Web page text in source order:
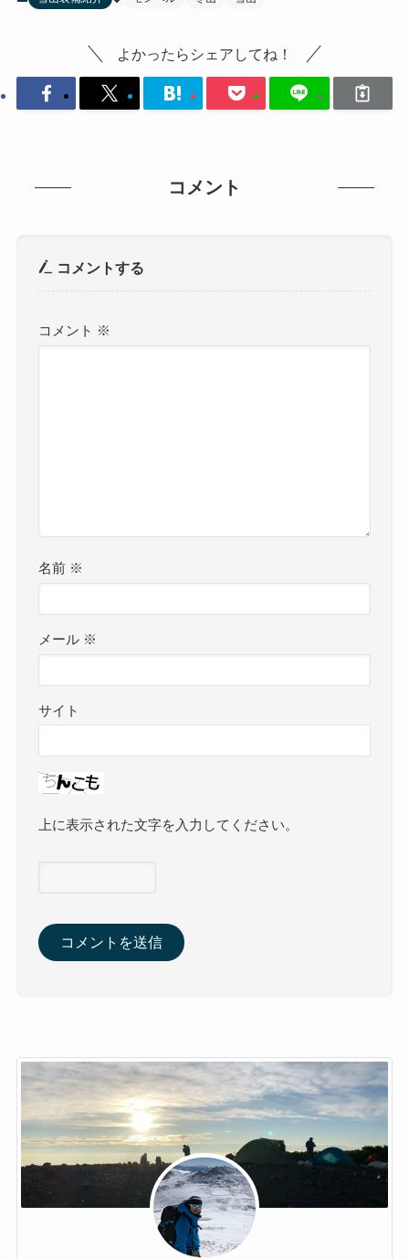
よかったらシェアしてね！
コメント
コメントする
コメント ※
名前 ※
メール ※
サイト
上に表示された文字を入力してください。